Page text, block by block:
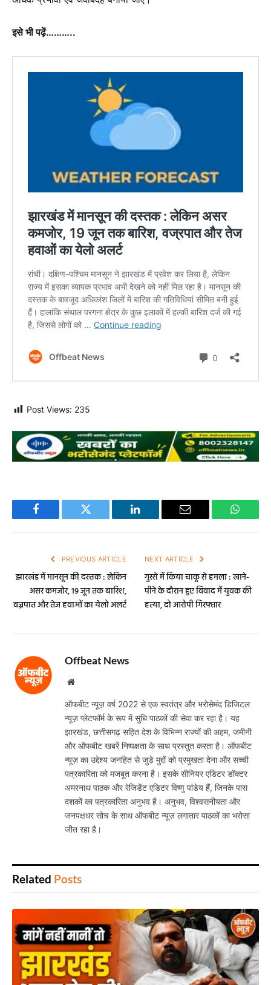
इसे भी पढ़ें………..
Post Views: 235
Facebook Twitter LinkedIn Email
PREVIOUS ARTICLE
झारखंड में मानसून की दस्तक : लेकिन
असर कमजोर, 19 जून तक बारिश,
वज्रपात और तेज हवाओं का येलो अलर्ट
NEXT ARTICLE
गुस्से में किया चाकू से हमला : खाने-
पीने के दौरान हुए विवाद में युवक की
हत्या, दो आरोपी गिरफ्तार
Offbeat News
Website
ऑफबीट न्यूज़ वर्ष 2022 से एक स्वतंत्र और भरोसेमंद डिजिटल
न्यूज़ प्लेटफॉर्म के रूप में सुधि पाठकों की सेवा कर रहा है। यह
झारखंड, छत्तीसगढ़ सहित देश के विभिन्न राज्यों की अहम, जमीनी
और ऑफबीट खबरें निष्पक्षता के साथ प्रस्तुत करता है। ऑफबीट
न्यूज़ का उद्देश्य जनहित से जुड़े मुद्दों को प्रमुखता देना और सच्ची
पत्रकारिता को मजबूत करना है। इसके सीनियर एडिटर डॉक्टर
अमरनाथ पाठक और रेजिडेंट एडिटर विष्णु पांडेय हैं, जिनके पास
दशकों का पत्रकारिता अनुभव है। अनुभव, विश्वसनीयता और
जनपक्षधर सोच के साथ ऑफबीट न्यूज़ लगातार पाठकों का भरोसा
जीत रहा है।
Related Posts